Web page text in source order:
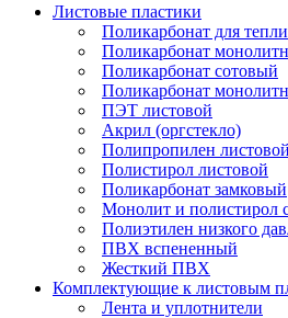
Листовые пластики
Поликарбонат для
Поликарбонат
Поликарбонат сотовый
Поликарбонат
ПЭТ листовой
Акрил (оргстекло)
Полипропилен листовой
Полистирол листовой
Поликарбонат замковый
Монолит и полистирол
Полиэтилен низкого
ПВХ вспененный
Жесткий ПВХ
Комплектующие к листовым
Лента и уплотнители